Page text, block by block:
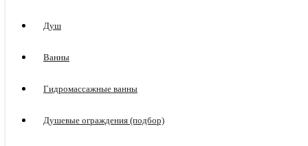
Душ
Ванны
Гидромассажные ванны
Душевые ограждения (подбор)